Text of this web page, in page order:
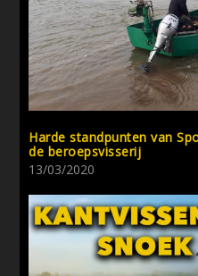
Harde standpunten van
de beroepsvisserij
13/03/2020